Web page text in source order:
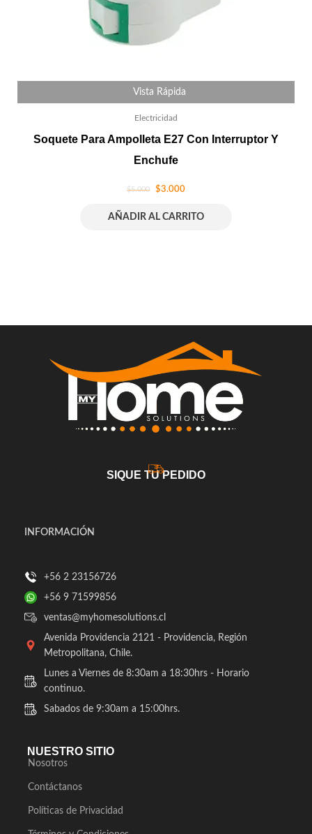
Vista Rápida
Electricidad
Soquete Para Ampolleta E27 Con Interruptor Y
Enchufe
$5.000 $3.000
AÑADIR AL CARRITO
SIQUE TU PEDIDO
INFORMACIÓN
+56 2 23156726
+56 9 71599856
ventas@myhomesolutions.cl
Avenida Providencia 2121 - Providencia, Región
Metropolitana, Chile.
Lunes a Viernes de 8:30am a 18:30hrs - Horario
continuo.
Sabados de 9:30am a 15:00hrs.
NUESTRO SITIO
Nosotros
Contáctanos
Políticas de Privacidad